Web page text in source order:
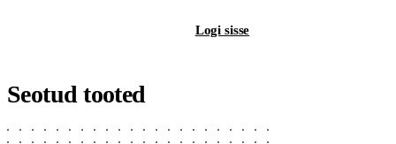
Logi sisse
Seotud tooted